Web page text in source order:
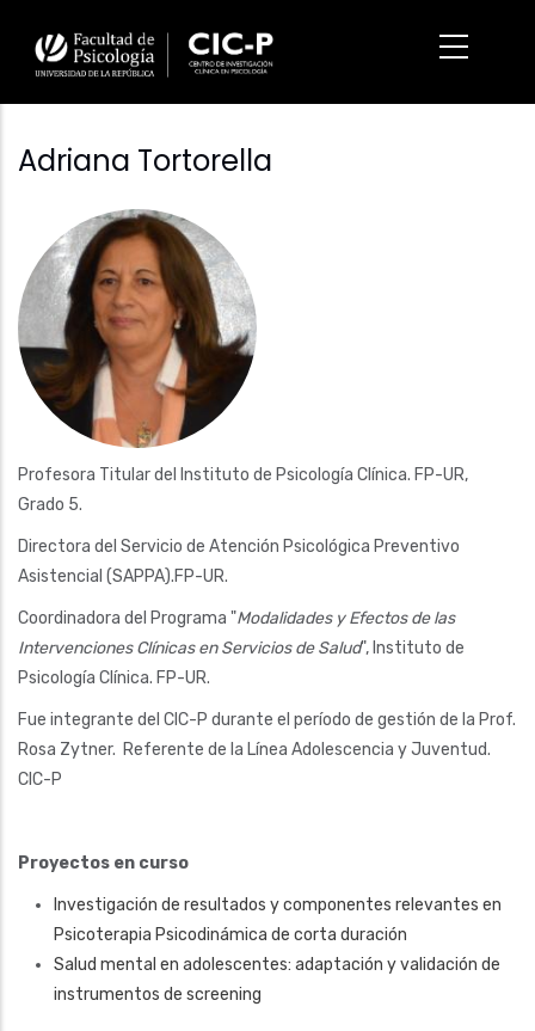
contenido
principal
Adriana Tortorella
Fotografía
Profesora Titular del Instituto de Psicología Clínica. FP-UR,
Grado 5.
Directora del Servicio de Atención Psicológica Preventivo
Asistencial (SAPPA).FP-UR.
Coordinadora del Programa "Modalidades y Efectos de las
Intervenciones Clínicas en Servicios de Salud", Instituto de
Psicología Clínica. FP-UR.
Fue integrante del CIC-P durante el período de gestión de la Prof.
Rosa Zytner. Referente de la Línea Adolescencia y Juventud.
CIC-P
Proyectos en curso
Investigación de resultados y componentes relevantes en
Psicoterapia Psicodinámica de corta duración
Salud mental en adolescentes: adaptación y validación de
instrumentos de screening